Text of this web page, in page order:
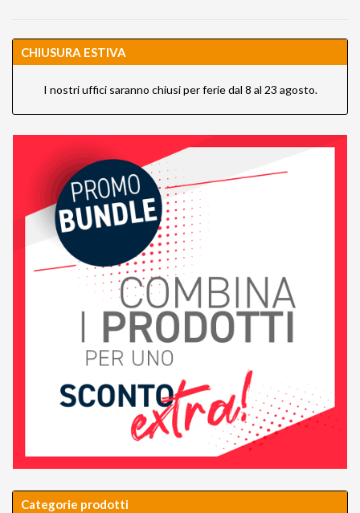
CHIUSURA ESTIVA
I nostri uffici saranno chiusi per ferie dal 8 al 23 agosto.
Categorie prodotti